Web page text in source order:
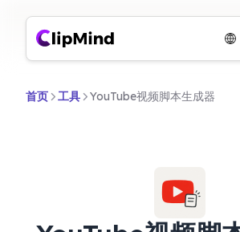
首页 工具 YouTube视频脚本生成器